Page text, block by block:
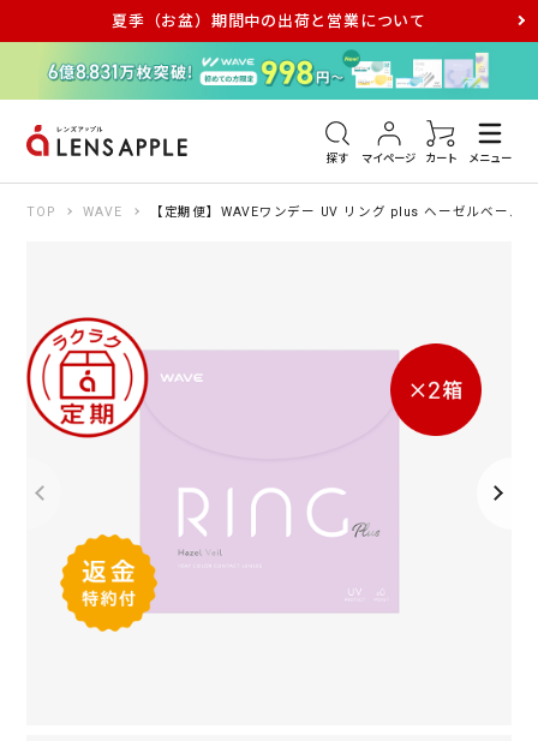
夏季（お盆）期間中の出荷と営業について
探す マイページ カート メニュー
アキュビュー メダリスト メガネ
TOP WAVE 【定期便】WAVEワンデー UV リング plus ヘーゼルベール